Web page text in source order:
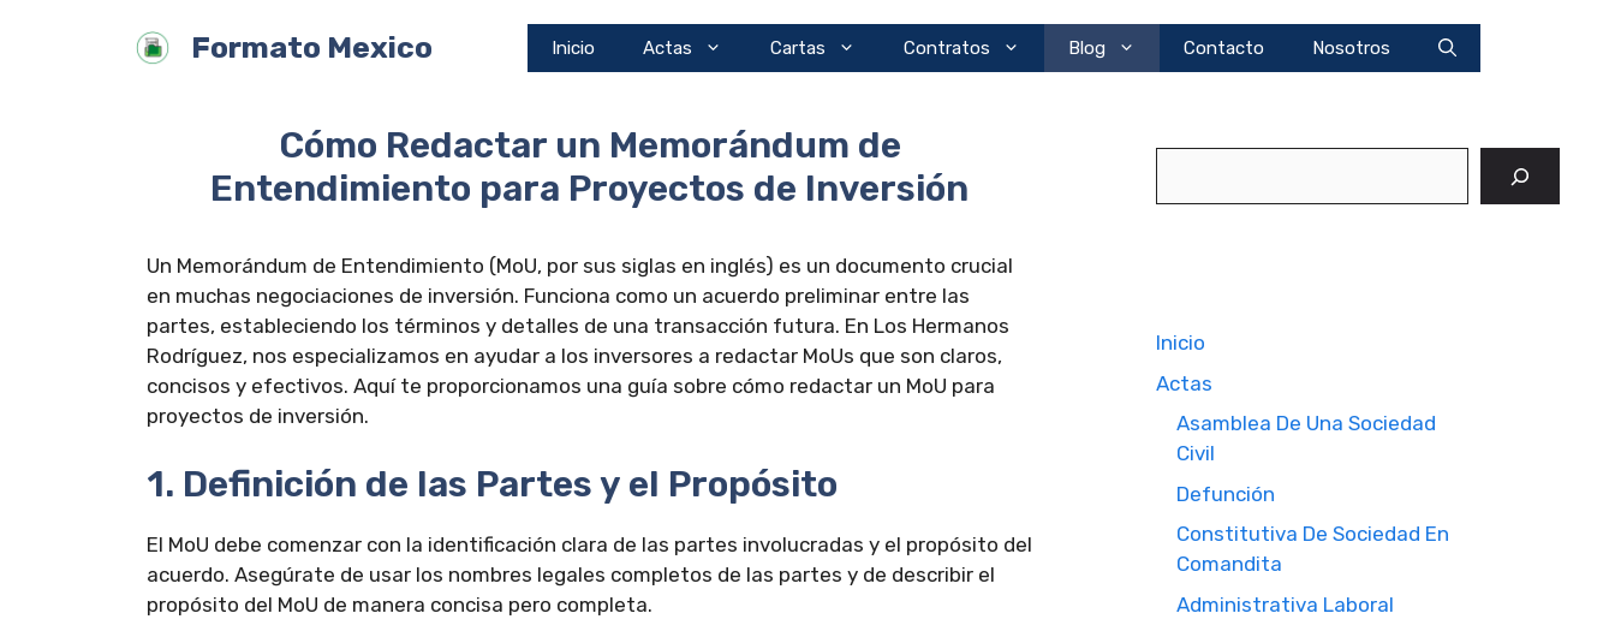
Formato Mexico Inicio Actas Cartas Contratos Blog Contacto Nosotros
Cómo Redactar un Memorándum de
Entendimiento para Proyectos de Inversión
Un Memorándum de Entendimiento (MoU, por sus siglas en inglés) es un documento crucial
en muchas negociaciones de inversión. Funciona como un acuerdo preliminar entre las
partes, estableciendo los términos y detalles de una transacción futura. En Los Hermanos
Rodríguez, nos especializamos en ayudar a los inversores a redactar MoUs que son claros,
concisos y efectivos. Aquí te proporcionamos una guía sobre cómo redactar un MoU para
proyectos de inversión.
1. Definición de las Partes y el Propósito
El MoU debe comenzar con la identificación clara de las partes involucradas y el propósito del
acuerdo. Asegúrate de usar los nombres legales completos de las partes y de describir el
propósito del MoU de manera concisa pero completa.
Inicio
Actas
Asamblea De Una Sociedad
Civil
Defunción
Constitutiva De Sociedad En
Comandita
Administrativa Laboral